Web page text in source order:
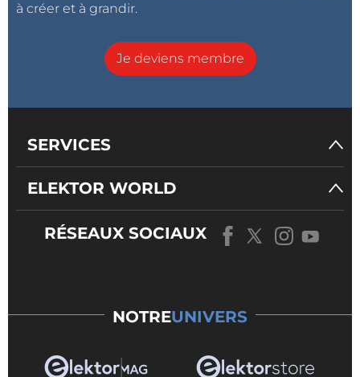
à créer et à grandir.
Je deviens membre
SERVICES
ELEKTOR WORLD
RÉSEAUX SOCIAUX
NOTREUNIVERS